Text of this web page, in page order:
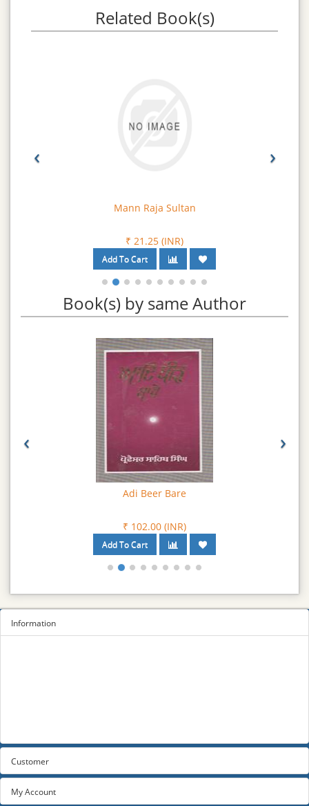
ਸੁਤੰਤਰ ਹੈ? ਇਸ ਪੁਸਤਕ ਵਿਚ ਇਸ ਬਾਰੇ ਡੂੰਗੀ ਵਿਚਾਰ ਕੀਤੀ ਗਈ ਹੈ ।
Related Book(s)
Mann Raja Sultan
₹ 21.25 (INR)
‹ ›
Book(s) by same Author
Adi Beer Bare
₹ 102.00 (INR)
‹ ›
Information
Customer
My Account